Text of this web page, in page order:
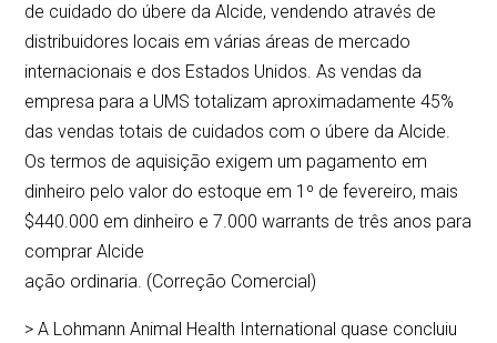
de cuidado do úbere da Alcide, vendendo através de
distribuidores locais em várias áreas de mercado
internacionais e dos Estados Unidos. As vendas da
empresa para a UMS totalizam aproximadamente 45%
das vendas totais de cuidados com o úbere da Alcide.
Os termos de aquisição exigem um pagamento em
dinheiro pelo valor do estoque em 1º de fevereiro, mais
$440.000 em dinheiro e 7.000 warrants de três anos para
comprar Alcide
ação ordinaria. (Correção Comercial)
> A Lohmann Animal Health International quase concluiu